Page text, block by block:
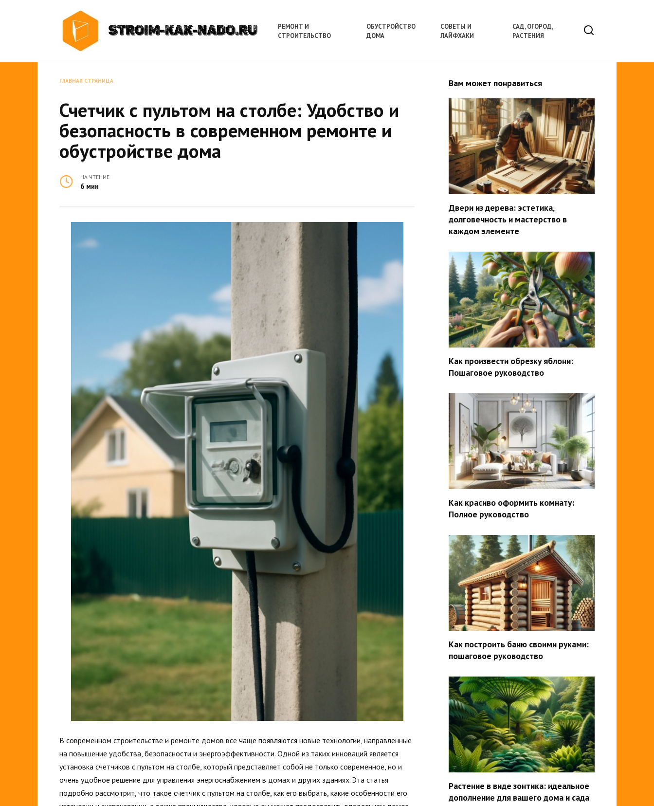
РЕМОНТ И
СТРОИТЕЛЬСТВО
ОБУСТРОЙСТВО
ДОМА
СОВЕТЫ И
ЛАЙФХАКИ
САД, ОГОРОД,
РАСТЕНИЯ
ГЛАВНАЯ СТРАНИЦА
Счетчик с пультом на столбе: Удобство и
безопасность в современном ремонте и
обустройстве дома
НА ЧТЕНИЕ
6 мин
В современном строительстве и ремонте домов все чаще появляются новые технологии, направленные
на повышение удобства, безопасности и энергоэффективности. Одной из таких инноваций является
установка счетчиков с пультом на столбе, который представляет собой не только современное, но и
очень удобное решение для управления энергоснабжением в домах и других зданиях. Эта статья
подробно рассмотрит, что такое счетчик с пультом на столбе, как его выбрать, какие особенности его
Вам может понравиться
Двери из дерева: эстетика,
долговечность и мастерство в
каждом элементе
Как произвести обрезку яблони:
Пошаговое руководство
Как красиво оформить комнату:
Полное руководство
Как построить баню своими руками:
пошаговое руководство
Растение в виде зонтика: идеальное
дополнение для вашего дома и сада